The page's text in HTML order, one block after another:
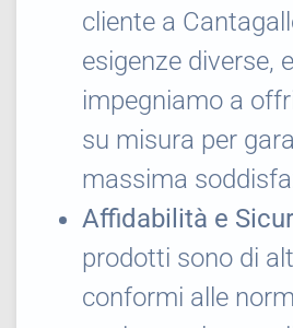
cliente a
esigenze diverse,
impegniamo a
su misura per
massima
Affidabilità e
prodotti sono di
conformi alle